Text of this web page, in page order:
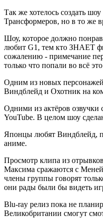
Так же хотелось создать
Трансформеров, но в то же
Шоу, которое должно
любит G1, тем кто ЗНАЕТ
сожалению - примечание
только что попали во всё это
Одним из новых
Виндблейд и Охотник на
Одними из актёров озвучки
YouTube. В целом шоу
Японцы любят Виндблейд,
аниме.
Просмотр клипа из
Максима сражаются с
члены группы говорят
они рады были бы видеть
Blu-ray релиз пока не
Великобритании смогут